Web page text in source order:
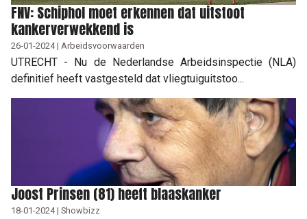
FNV: Schiphol moet erkennen dat uitstoot
kankerverwekkend is
26-01-2024 | Arbeidsvoorwaarden
UTRECHT - Nu de Nederlandse Arbeidsinspectie (NLA)
definitief heeft vastgesteld dat vliegtuiguitstoo...
Joost Prinsen (81) heeft blaaskanker
18-01-2024 | Showbizz